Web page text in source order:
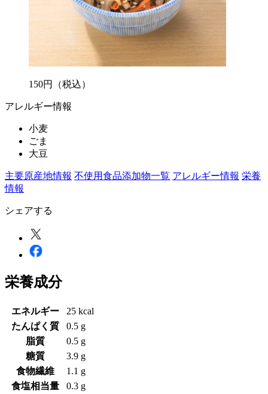
150円 （税込）
アレルギー情報
小麦
ごま
大豆
主要原産地情報 不使用食品添加物一覧 アレルギー情報 栄養
情報
シェアする
栄養成分
エネルギー
25 kcal
たんぱく質
0.5 g
脂質
0.5 g
糖質
3.9 g
食物繊維
1.1 g
食塩相当量
0.3 g